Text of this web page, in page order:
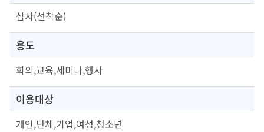
심사(선착순)
용도
회의,교육,세미나,행사
이용대상
개인,단체,기업,여성,청소년